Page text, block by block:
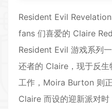
Resident Evil
fans 们喜爱的 Claire
Resident Evil 游戏系列
还者的 Claire，现于反
工作，Moira Burton 则
Claire 而设的迎新派对时